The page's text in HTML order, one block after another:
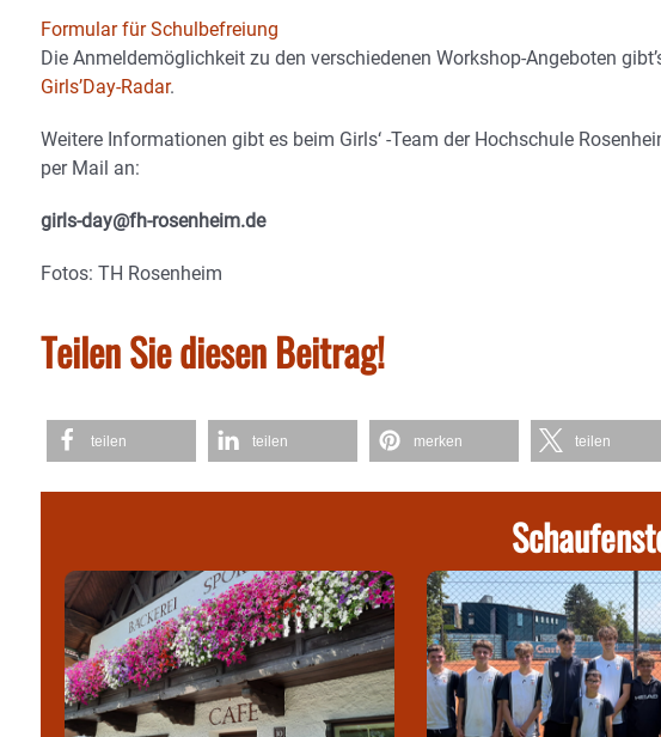
Formular für Schulbefreiung
Die Anmeldemöglichkeit zu den verschiedenen Workshop-Angeboten
Girls’Day-Radar.
Weitere Informationen gibt es beim Girls‘ -Team der Hochschule
per Mail an:
girls-day@fh-rosenheim.de
Fotos: TH Rosenheim
Teilen Sie diesen Beitrag!
teilen teilen merken teilen